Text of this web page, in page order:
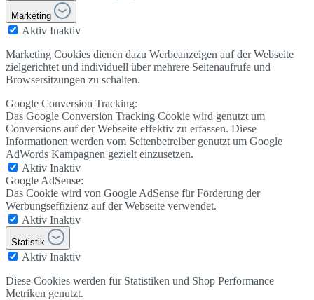
Marketing
Aktiv Inaktiv
Marketing Cookies dienen dazu Werbeanzeigen auf der Webseite
zielgerichtet und individuell über mehrere Seitenaufrufe und
Browsersitzungen zu schalten.
Google Conversion Tracking:
Das Google Conversion Tracking Cookie wird genutzt um
Conversions auf der Webseite effektiv zu erfassen. Diese
Informationen werden vom Seitenbetreiber genutzt um Google
AdWords Kampagnen gezielt einzusetzen.
Aktiv Inaktiv
Google AdSense:
Das Cookie wird von Google AdSense für Förderung der
Werbungseffizienz auf der Webseite verwendet.
Aktiv Inaktiv
Statistik
Aktiv Inaktiv
Diese Cookies werden für Statistiken und Shop Performance
Metriken genutzt.